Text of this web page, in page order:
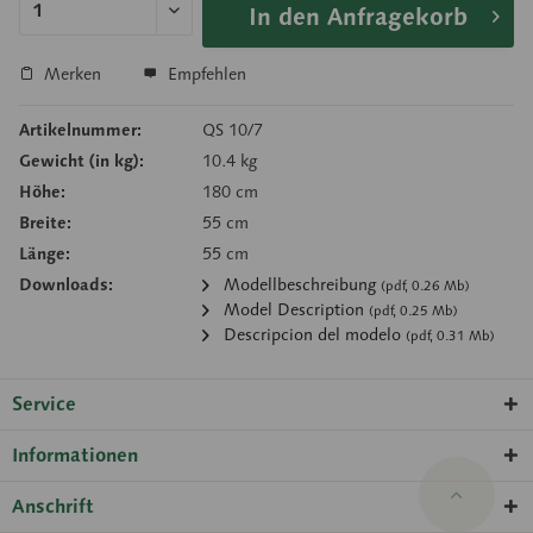
In den Anfragekorb
Merken Empfehlen
Artikelnummer:
QS 10/7
Gewicht (in kg):
10.4 kg
Höhe:
180 cm
Breite:
55 cm
Länge:
55 cm
Downloads:
Modellbeschreibung (pdf, 0.26 Mb)
Model Description (pdf, 0.25 Mb)
Descripcion del modelo (pdf, 0.31 Mb)
Service
Informationen
Anschrift